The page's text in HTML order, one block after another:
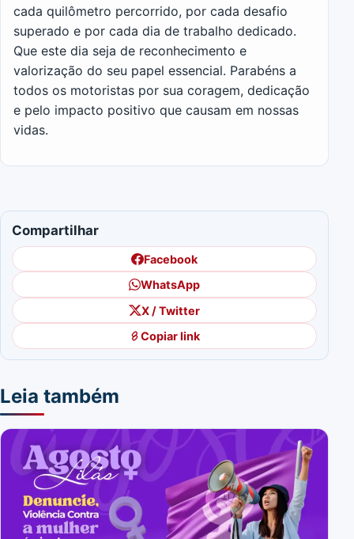
cada quilômetro percorrido, por cada desafio
superado e por cada dia de trabalho dedicado.
Que este dia seja de reconhecimento e
valorização do seu papel essencial. Parabéns a
todos os motoristas por sua coragem, dedicação
e pelo impacto positivo que causam em nossas
vidas.
Compartilhar
Facebook
WhatsApp
X / Twitter
Copiar link
Leia também